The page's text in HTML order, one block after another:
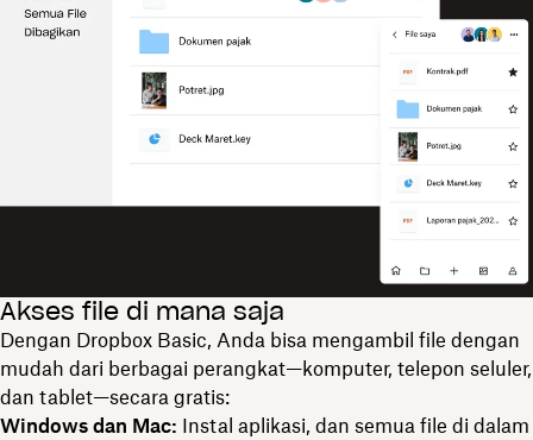
Akses file di mana saja
Dengan Dropbox Basic, Anda bisa mengambil file dengan
mudah dari berbagai perangkat—komputer, telepon seluler,
dan tablet—secara gratis:
Windows dan Mac: Instal aplikasi, dan semua file di dalam